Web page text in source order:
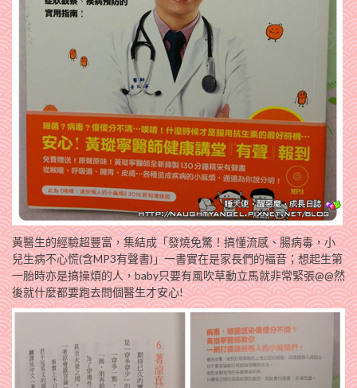
黃醫生的經驗超豐富，集結成「發燒免驚！搞懂流感、腸病毒，小
兒生病不心慌(含MP3有聲書)」一書實在是家長們的褔音；想起生第
一胎時亦是搞操煩的人，baby只要有風吹草動立馬就非常緊張@@然
後就什麼都要跑去問個醫生才安心!